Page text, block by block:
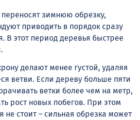
переносят зимнюю обрезку,
приводить в порядок сразу
В этот период деревья быстрее
делают менее густой, удаляя
ветви. Если дереву больше пяти
ветки более чем на метр,
рост новых побегов. При этом
не стоит – сильная обрезка может